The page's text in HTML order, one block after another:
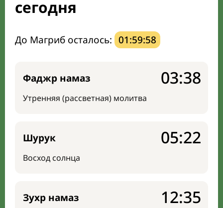
сегодня
До Магриб осталось: 01:59:57
Фаджр намаз
Утренняя (рассветная) молитва
03:38
Шурук
Восход солнца
05:22
Зухр намаз 12:35